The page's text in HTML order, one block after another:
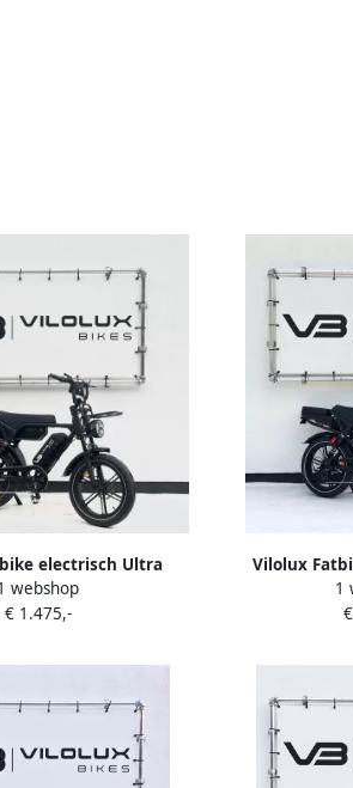
electrisch Ultra
Zwart zadel voorrek
Rijklaar Niet
2 Jaar garantie
webshop
€ 1.475,-
Vilolux
Dubbele accu
Legaal
Hydraulische
1